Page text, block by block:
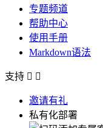
专题频道
帮助中心
使用手册
Markdown语法
支持  
邀请有礼
私有化部署